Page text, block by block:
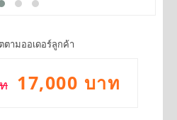
ามออเดอร์ลูกค้า
17,000 บาท